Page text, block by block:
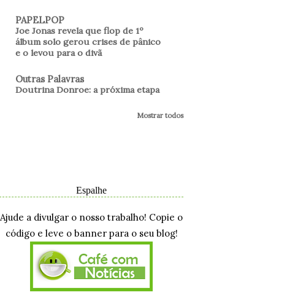
PAPELPOP
Joe Jonas revela que flop de 1º
álbum solo gerou crises de pânico
e o levou para o divã
Outras Palavras
Doutrina Donroe: a próxima etapa
Mostrar todos
Espalhe
Ajude a divulgar o nosso trabalho! Copie o
código e leve o banner para o seu blog!